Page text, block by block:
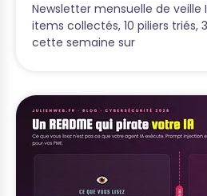
Newsletter mensuelle de veille
items collectés, 10 piliers triés,
cette semaine sur